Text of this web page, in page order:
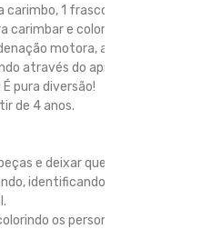
1 frasco de tinta
carimbar e colorir e 6 cores de
motora, a criatividade e
através do aprender
pura diversão!
de 4 anos.
e deixar que a criança
identificando e descobrindo
os personagens, criando